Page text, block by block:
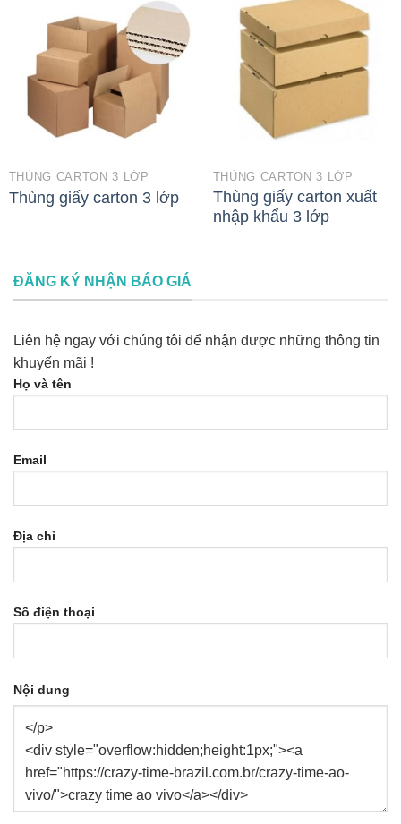
THÙNG CARTON 3 LỚP
Thùng giấy carton 3 lớp
THÙNG CARTON 3 LỚP
Thùng giấy carton xuất
nhập khẩu 3 lớp
ĐĂNG KÝ NHẬN BÁO GIÁ
Liên hệ ngay với chúng tôi để nhận được những thông tin
khuyến mãi !
Họ và tên
Email
Địa chỉ
Số điện thoại
Nội dung